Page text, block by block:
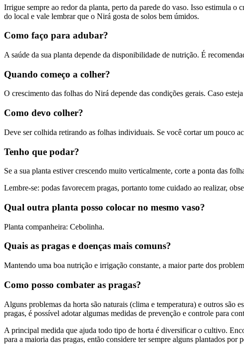
Irrigue sempre ao redor da planta, perto da parede do vaso. Isso estimula
do local e vale lembrar que o Nirá gosta de solos bem úmidos.
Como faço para adubar?
A saúde da sua planta depende da disponibilidade de nutrição. É
Quando começo a colher?
O crescimento das folhas do Nirá depende das condições gerais. Caso
Como devo colher?
Deve ser colhida retirando as folhas individuais. Se você cortar um pouco
Tenho que podar?
Se a sua planta estiver crescendo muito verticalmente, corte a ponta das
Lembre-se: podas favorecem pragas, portanto tome cuidado ao realizar,
Qual outra planta posso colocar no mesmo vaso?
Planta companheira: Cebolinha.
Quais as pragas e doenças mais comuns?
Mantendo uma boa nutrição e irrigação constante, a maior parte dos
Como posso combater as pragas?
Alguns problemas da horta são naturais (clima e temperatura) e outros são
pragas, é possível adotar algumas medidas de prevenção e controle para
A principal medida que ajuda todo tipo de horta é diversificar o cultivo.
para a maioria das pragas, então considere ter sempre alguns plantados